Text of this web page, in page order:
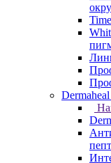
Dermaheal